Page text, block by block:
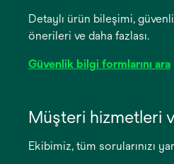
newDetaylı ürün bileşimi,
önerileri ve daha fazlası.
Güvenlik bilgi formlarını ara
new
Müşteri hizmetleri
Ekibimiz, tüm sorularınızı